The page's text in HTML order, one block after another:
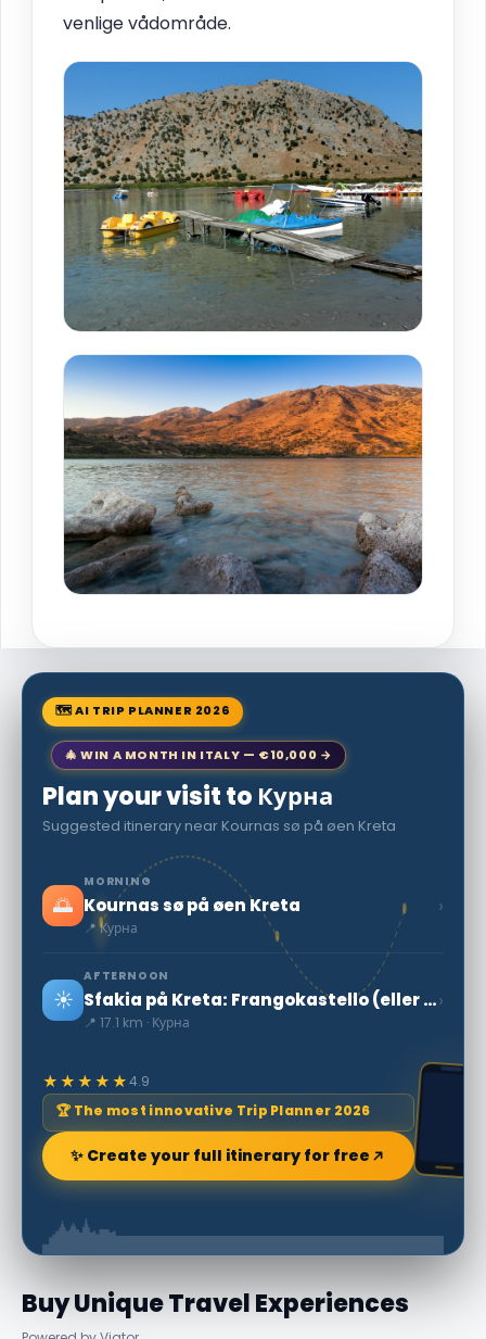
venlige vådområde.
🗺 AI TRIP PLANNER 2026
🎄 WIN A MONTH IN ITALY — €10,000 →
Plan your visit to Курна
Suggested itinerary near Kournas sø på øen Kreta
🌅
MORNING
Kournas sø på øen Kreta
📍 Курна
›
☀️
AFTERNOON
Sfakia på Kreta: Frangokastello (eller Frangocastello)
📍 17.1 km · Курна
›
★★★★★4.9
🏆 The most innovative Trip Planner 2026
✨ Create your full itinerary for free
Buy Unique Travel Experiences